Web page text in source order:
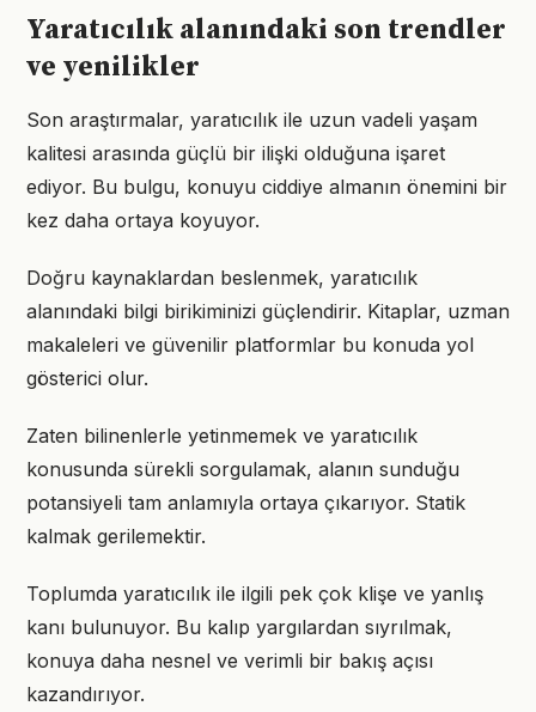
Yaratıcılık alanındaki son trendler
ve yenilikler
Son araştırmalar, yaratıcılık ile uzun vadeli yaşam
kalitesi arasında güçlü bir ilişki olduğuna işaret
ediyor. Bu bulgu, konuyu ciddiye almanın önemini bir
kez daha ortaya koyuyor.
Doğru kaynaklardan beslenmek, yaratıcılık
alanındaki bilgi birikiminizi güçlendirir. Kitaplar, uzman
makaleleri ve güvenilir platformlar bu konuda yol
gösterici olur.
Zaten bilinenlerle yetinmemek ve yaratıcılık
konusunda sürekli sorgulamak, alanın sunduğu
potansiyeli tam anlamıyla ortaya çıkarıyor. Statik
kalmak gerilemektir.
Toplumda yaratıcılık ile ilgili pek çok klişe ve yanlış
kanı bulunuyor. Bu kalıp yargılardan sıyrılmak,
konuya daha nesnel ve verimli bir bakış açısı
kazandırıyor.